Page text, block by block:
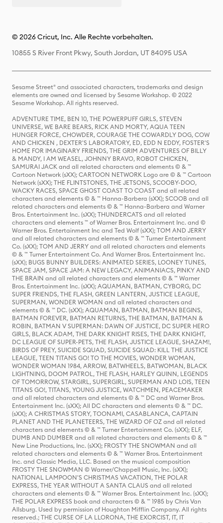
© 2026 Cricut, Inc. Alle Rechte vorbehalten.
10855 S River Front Pkwy, South Jordan, UT 84095 USA
Sesame Street® and associated characters, trademarks and design
elements are owned and licensed by Sesame Workshop. © 2022
Sesame Workshop. All rights reserved.
ADVENTURE TIME, BEN 10, THE POWERPUFF GIRLS, STEVEN
UNIVERSE, WE BARE BEARS, RICK AND MORTY, AQUA TEEN
HUNGER FORCE, CHOWDER, COURAGE THE COWARDLY DOG, COW
AND CHICKEN , DEXTER'S LABORATORY, ED, EDD N EDDY, FOSTER'S
HOME FOR IMAGINARY FRIENDS, THE GRIM ADVENTURES OF BILLY
& MANDY, I AM WEASEL, JOHNNY BRAVO, ROBOT CHICKEN,
SAMURAI JACK and all related characters and elements © & ™
Cartoon Network (sXX); CARTOON NETWORK Logo are © & ™ Cartoon
Network (sXX); THE FLINTSTONES, THE JETSONS, SCOOBY-DOO,
WACKY RACES, SPACE GHOST COAST TO COAST and all related
characters and elements © & ™ Hanna-Barbera (sXX); SCOOB and all
related characters and elements © & ™ Hanna-Barbera and Warner
Bros. Entertainment Inc. (sXX); THUNDERCATS and all related
characters and elements ™ of Warner Bros. Entertainment Inc. and ©
Warner Bros. Entertainment Inc and Ted Wolf (sXX); TOM AND JERRY
and all related characters and elements © & ™ Turner Entertainment
Co. (sXX); TOM AND JERRY and all related characters and elements
© & ™ Turner Entertainment Co. And Warner Bros. Entertainment Inc.
(sXX); BUGS BUNNY BUILDERS: ANIMATED SERIES, LOONEY TUNES,
SPACE JAM, SPACE JAM: A NEW LEGACY, ANIMANIACS, PINKY AND
THE BRAIN and all related characters and elements © & ™ Warner
Bros. Entertainment Inc. (sXX); AQUAMAN, BATMAN, CYBORG, DC
SUPER FRIENDS, THE FLASH, GREEN LANTERN, JUSTICE LEAGUE,
SUPERMAN, WONDER WOMAN and all related characters and
elements © & ™ DC. (sXX); AQUAMAN, BATMAN, BATMAN BEGINS,
BATMAN FOREVER, BATMAN RETURNS, THE BATMAN, BATMAN &
ROBIN, BATMAN V SUPERMAN: DAWN OF JUSTICE, DC SUPER HERO
GIRLS, BLACK ADAM, THE DARK KNIGHT RISES, THE DARK KNIGHT,
DC LEAGUE OF SUPER-PETS, THE FLASH, JUSTICE LEAGUE, SHAZAM!,
BIRDS OF PREY, SUICIDE SQUAD, SUICIDE SQUAD: KILL THE JUSTICE
LEAGUE, TEEN TITANS GO! TO THE MOVIES, WONDER WOMAN,
WONDER WOMAN 1984, ARROW, BATWHEELS, BATWOMAN, BLACK
LIGHTNING, DOOM PATROL, THE FLASH, HARLEY QUINN, LEGENDS
OF TOMORROW, STARGIRL, SUPERGIRL, SUPERMAN AND LOIS, TEEN
TITANS GO!, TITANS, YOUNG JUSTICE, WATCHMEN, PEACEMAKER
and all related characters and elements © & ™ DC and Warner Bros.
Entertainment Inc. (sXX); All DC characters and elements © & ™ DC.
(sXX); A CHRISTMAS STORY, TOONAMI, CASABLANCA, CAPTAIN
PLANET AND THE PLANETEERS, THE WIZARD OF OZ and all related
characters and elements © & ™ Turner Entertainment Co. (sXX); ELF,
DUMB AND DUMBER and all related characters and elements © & ™
New Line Productions, Inc. (sXX); FROSTY THE SNOWMAN and all
related characters and elements © & ™ Warner Bros. Entertainment
Inc. and Classic Media, LLC. Based on the musical composition
FROSTY THE SNOWMAN © Warner/Chappell Music, Inc. (sXX);
NATIONAL LAMPOON'S CHRISTMAS VACATION, THE POLAR
EXPRESS, THE YEAR WITHOUT A SANTA CLAUS and all related
characters and elements © & ™ Warner Bros. Entertainment Inc. (sXX);
THE POLAR EXPRESS book and characters © & ™ 1985 by Chris Van
Allsburg. Used by permission of Houghton Mifflin Company. All rights
reserved.; THE CURSE OF LA LLORONA, THE EXORCIST, IT, IT